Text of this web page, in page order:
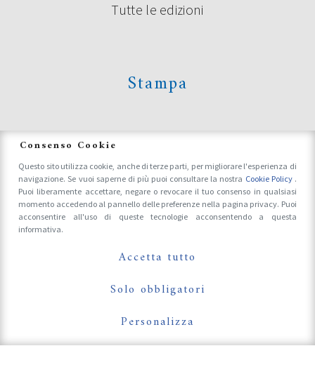
Tutte le edizioni
Stampa
Accrediti Stampa e Fotografi
Follow Us On
Consenso Cookie
Questo sito utilizza cookie, anche di terze parti, per migliorare l'esperienza di
navigazione. Se vuoi saperne di più puoi consultare la nostra Cookie Policy .
Puoi liberamente accettare, negare o revocare il tuo consenso in qualsiasi
momento accedendo al pannello delle preferenze nella pagina privacy. Puoi
acconsentire all'uso di queste tecnologie acconsentendo a questa
informativa.
Accetta tutto
Solo obbligatori
Personalizza